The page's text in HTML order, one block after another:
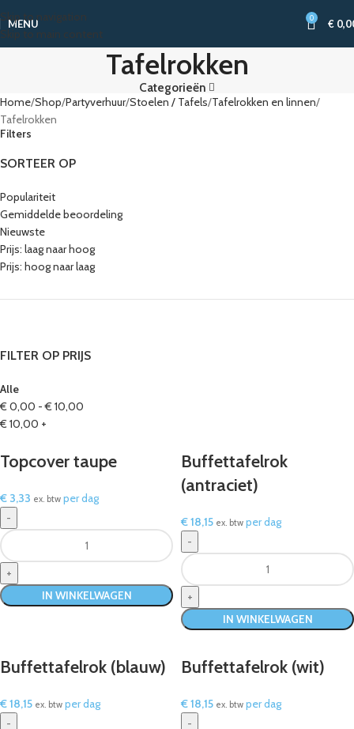
Skip to navigation
Skip to main content
MENU 0 €
Tafelrokken
Categorieën
Home Shop Partyverhuur Stoelen / Tafels Tafelrokken en linnen
Tafelrokken
Filters
SORTEER OP
Populariteit
Gemiddelde beoordeling
Nieuwste
Prijs: laag naar hoog
Prijs: hoog naar laag
FILTER OP PRIJS
Alle
€ 0,00 -€ 10,00
€ 10,00 +
Topcover taupe
€ 3,33 ex. btw per dag
IN WINKELWAGEN
Buffettafelrok
(antraciet)
€18,15 ex. btw per dag
IN WINKELWAGEN
Buffettafelrok (blauw)
€18,15 ex. btw per dag
Buffettafelrok (wit)
€18,15 ex. btw per dag